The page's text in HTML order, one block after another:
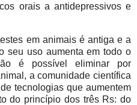
orais a antidepressivos e
em animais é antiga e a
seu uso aumenta em todo o
é possível eliminar por
a comunidade científica
tecnologias que aumentem
do princípio dos três Rs: do